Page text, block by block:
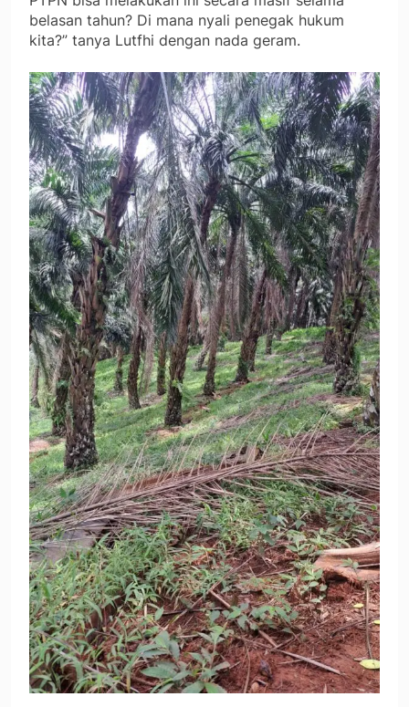
belasan tahun? Di mana nyali penegak hukum
kita?” tanya Lutfhi dengan nada geram.